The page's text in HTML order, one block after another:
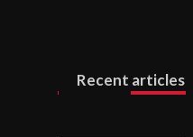
Recent articles